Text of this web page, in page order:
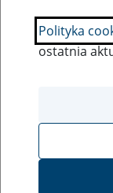
SZUKAJ
Ukryj
Polityka
ostatnia